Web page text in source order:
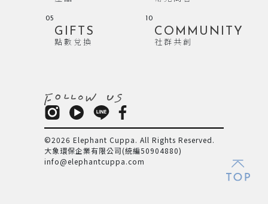
05
GIFTS
點數兌換
10
COMMUNITY
社群共創
©2026 Elephant Cuppa. All Rights Reserved.
大象環保企業有限公司(統編50904880)
info@elephantcuppa.com